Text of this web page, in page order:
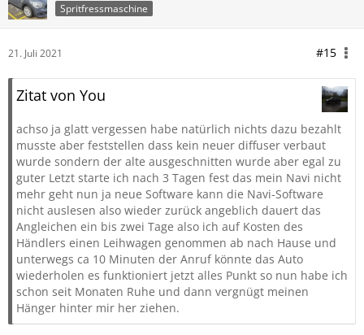
Spritfressmaschine
21. Juli 2021 #15
Zitat von You
achso ja glatt vergessen habe natürlich nichts dazu bezahlt
musste aber feststellen dass kein neuer diffuser verbaut
wurde sondern der alte ausgeschnitten wurde aber egal zu
guter Letzt starte ich nach 3 Tagen fest das mein Navi nicht
mehr geht nun ja neue Software kann die Navi-Software
nicht auslesen also wieder zurück angeblich dauert das
Angleichen ein bis zwei Tage also ich auf Kosten des
Händlers einen Leihwagen genommen ab nach Hause und
unterwegs ca 10 Minuten der Anruf könnte das Auto
wiederholen es funktioniert jetzt alles Punkt so nun habe ich
schon seit Monaten Ruhe und dann vergnügt meinen
Hänger hinter mir her ziehen.